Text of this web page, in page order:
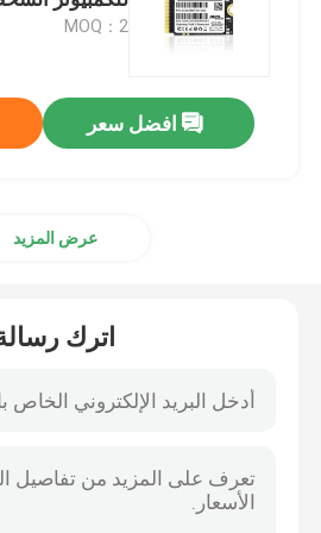
الدائرة المتكاملة ST
دائرة متكاملة SMD
مزود بذاكرة
MOQ：2
افضل سعر
عرض المزيد
اترك